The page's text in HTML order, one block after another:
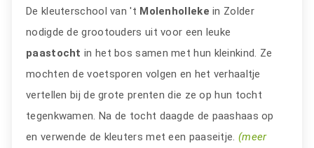
De kleuterschool van 't Molenholleke in Zolder
nodigde de grootouders uit voor een leuke
paastocht in het bos samen met hun kleinkind. Ze
mochten de voetsporen volgen en het verhaaltje
vertellen bij de grote prenten die ze op hun tocht
tegenkwamen. Na de tocht daagde de paashaas op
en verwende de kleuters met een paaseitje. (meer